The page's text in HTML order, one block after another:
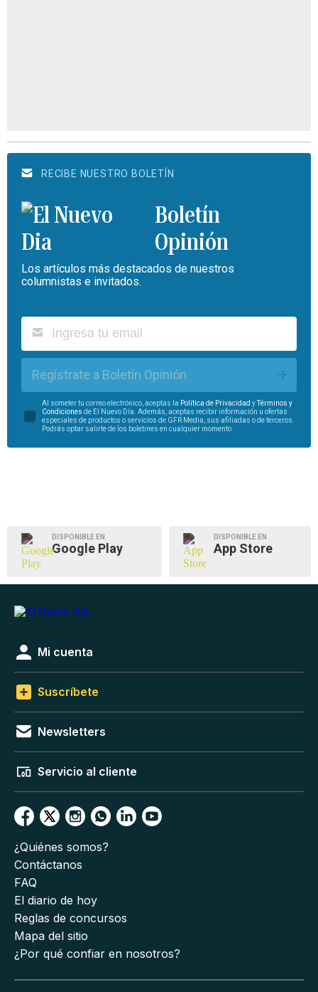
RECIBE NUESTRO BOLETÍN
Boletín
Opinión
Los artículos más destacados de nuestros
columnistas e invitados.
Regístrate a Boletín Opinión
Al someter tu correo electrónico, aceptas la Política de Privacidad yTérminos y
Condiciones de El Nuevo Día. Además, aceptas recibir información u ofertas
especiales de productos o servicios de GFR Media, sus afiliadas o de terceros.
Podrás optar salirte de los boletines en cualquier momento.
DISPONIBLE EN
Google Play
DISPONIBLE EN
App Store
Mi cuenta
Suscríbete
Newsletters
Servicio al cliente
¿Quiénes somos?
Contáctanos
FAQ
El diario de hoy
Reglas de concursos
Mapa del sitio
¿Por qué confiar en nosotros?